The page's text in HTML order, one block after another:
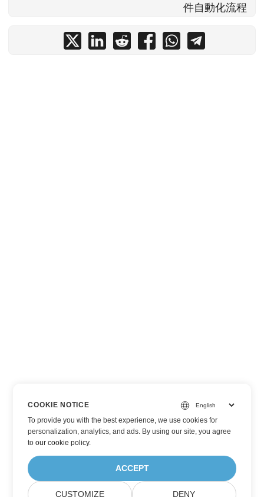
件自動化流程
COOKIE NOTICE
To provide you with the best experience, we use cookies for
personalization, analytics, and ads. By using our site, you agree
toour cookie policy.
ACCEPT
CUSTOMIZE DENY